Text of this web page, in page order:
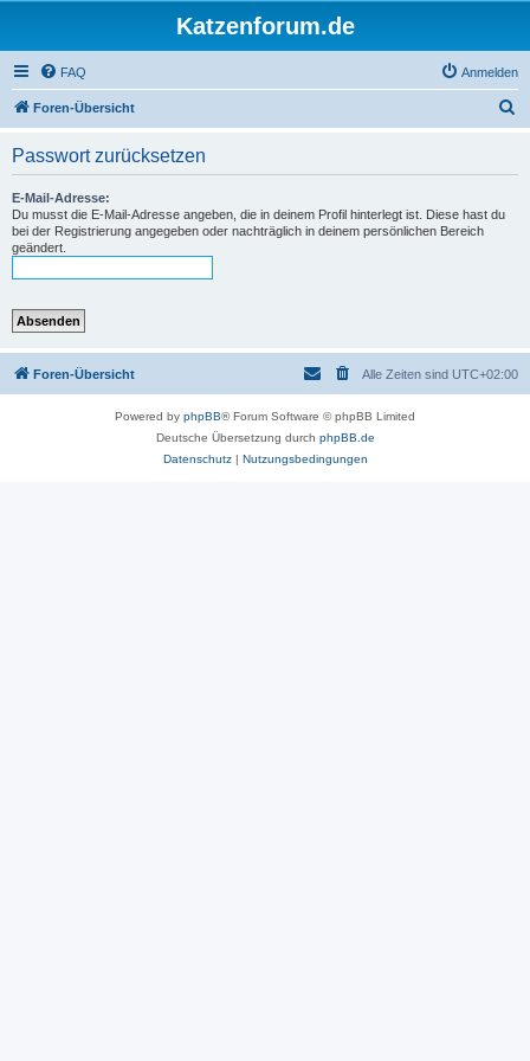
Katzenforum.de
FAQ Anmelden
Foren-Übersicht
Passwort zurücksetzen
E-Mail-Adresse:
Du musst die E-Mail-Adresse angeben, die in deinem Profil hinterlegt ist. Diese hast du
bei der Registrierung angegeben oder nachträglich in deinem persönlichen Bereich
geändert.
Foren-Übersicht Alle Zeiten sind UTC+02:00
Powered by phpBB® Forum Software © phpBB Limited
Deutsche Übersetzung durch phpBB.de
Datenschutz| Nutzungsbedingungen